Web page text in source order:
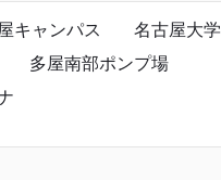
キャンパス
名古屋大学
多屋南部ポンプ場